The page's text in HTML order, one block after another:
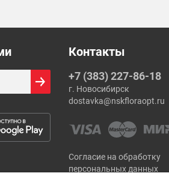
Контакты
+7 (383) 227-86-18
г. Новосибирск
dostavka@nskfloraopt.ru
Согласие на обработку
персональных данных